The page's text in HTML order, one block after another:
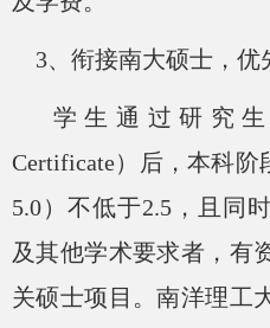
3、衔接南大硕士，优
学生通过研究生
Certificate）后，本科阶
5.0）不低于2.5，且同
及其他学术要求者，有
关硕士项目。南洋理工